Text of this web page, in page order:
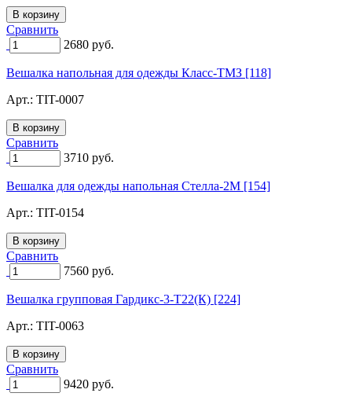
Сравнить
2680 руб.
Вешалка напольная для одежды Класс-ТМЗ [118]
Арт.: TIT-0007
Сравнить
3710 руб.
Вешалка для одежды напольная Стелла-2М [154]
Арт.: TIT-0154
Сравнить
7560 руб.
Вешалка групповая Гардикс-3-Т22(К) [224]
Арт.: TIT-0063
Сравнить
9420 руб.